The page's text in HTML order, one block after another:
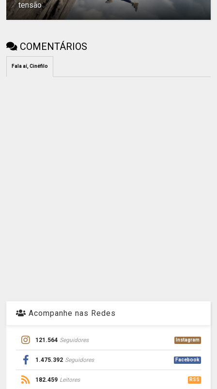
tensão
COMENTÁRIOS
Fala aí, Cinéfilo
Acompanhe nas Redes
121.564 Seguidores Instagram
1.475.392 Seguidores Facebook
182.459 Leitores RSS